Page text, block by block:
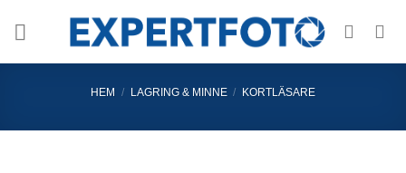
HEM / LAGRING & MINNE / KORTLÄSARE